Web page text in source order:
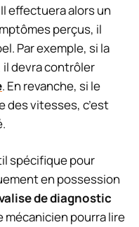
effectuera alors un
perçus, il
Par exemple, si la
devra contrôler
. En revanche, si le
des vitesses, c’est
spécifique pour
en possession
de diagnostic
mécanicien pourra lire